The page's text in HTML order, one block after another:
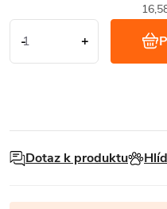
Dotaz k produktu